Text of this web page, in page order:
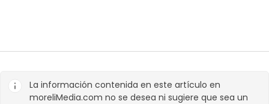
La información contenida en este artículo en
moreliMedia.com no se desea ni sugiere que sea un